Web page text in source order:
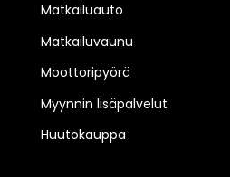
Matkailuauto
Matkailuvaunu
Moottoripyörä
Myynnin lisäpalvelut
Huutokauppa